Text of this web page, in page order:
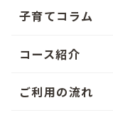
子育てコラム
コース紹介
ご利用の流れ